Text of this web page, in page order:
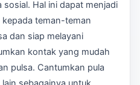
sosial. Hal ini dapat menjadi
teman-teman
dan siap melayani
kontak yang mudah
pulsa. Cantumkan pula